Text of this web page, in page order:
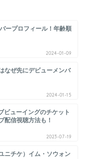
ープロフィール！年齢順
2024-01-09
なぜ先にデビューメンバ
2024-01-15
ビューイングのチケット
配信視聴方法も！
2023-07-19
ニチケ）イム・ソウォン